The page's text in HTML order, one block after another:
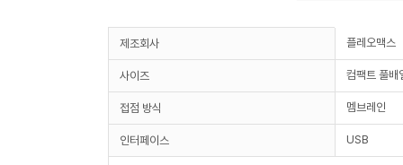
제조회사 플레오맥스
사이즈 컴팩트 풀배
접점 방식 멤브레인
인터페이스 USB